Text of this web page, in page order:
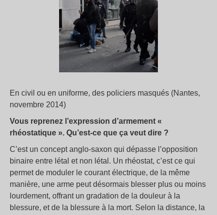
En civil ou en uniforme, des policiers masqués (Nantes,
novembre 2014)
Vous reprenez l’expression d’armement «
rhéostatique ». Qu’est-ce que ça veut dire ?
C’est un concept anglo-saxon qui dépasse l’opposition
binaire entre létal et non létal. Un rhéostat, c’est ce qui
permet de moduler le courant électrique, de la même
manière, une arme peut désormais blesser plus ou moins
lourdement, offrant un gradation de la douleur à la
blessure, et de la blessure à la mort. Selon la distance, la